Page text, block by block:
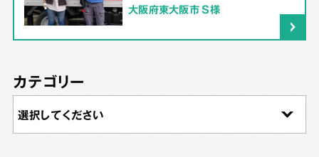
大阪府東大阪市 S様
カテゴリー